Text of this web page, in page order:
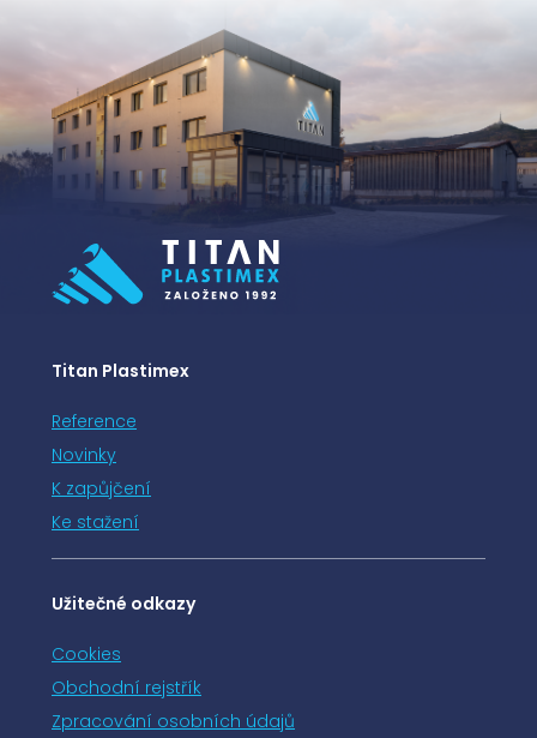
Titan Plastimex
Reference
Novinky
K zapůjčení
Ke stažení
Užitečné odkazy
Cookies
Obchodní rejstřík
Zpracování osobních údajů